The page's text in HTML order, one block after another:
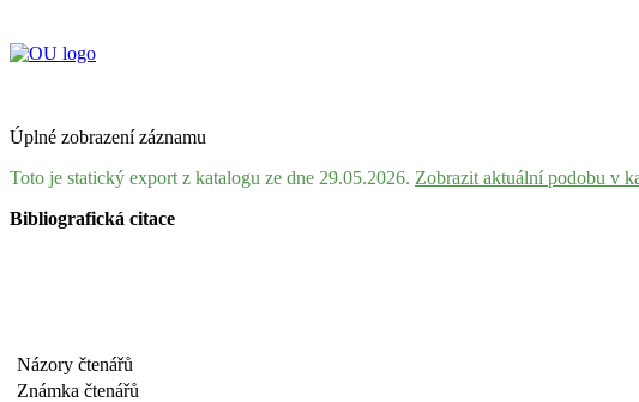
Úplné zobrazení záznamu
Toto je statický export z katalogu ze dne 29.05.2026. Zobrazit aktuální podobu v
Bibliografická citace
Názory čtenářů
Známka čtenářů